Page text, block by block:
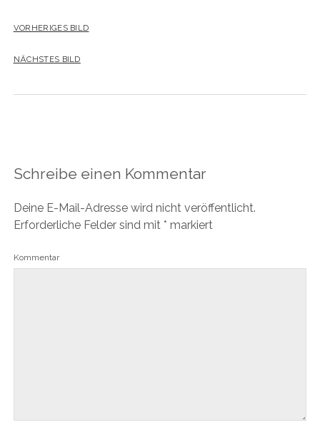
VORHERIGES BILD
NÄCHSTES BILD
Schreibe einen Kommentar
Deine E-Mail-Adresse wird nicht veröffentlicht.
Erforderliche Felder sind mit * markiert
Kommentar